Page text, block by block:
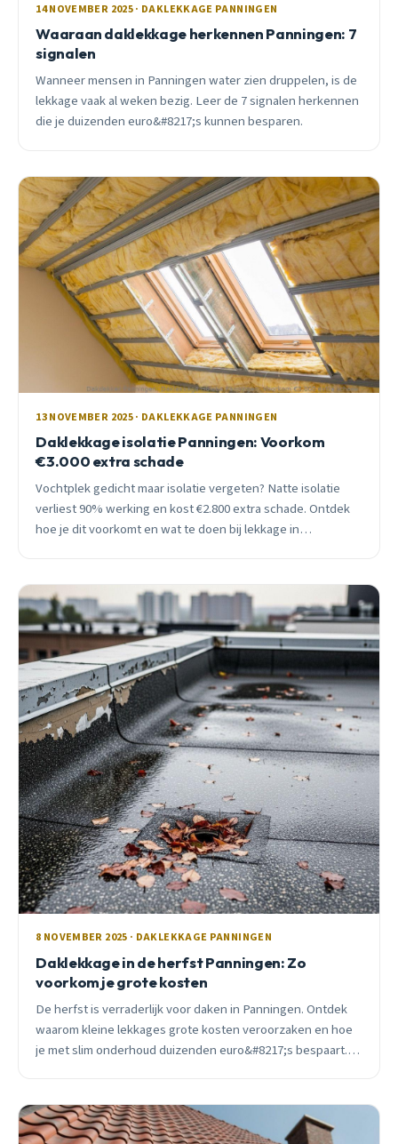
14 NOVEMBER 2025 · DAKLEKKAGE PANNINGEN
Waaraan daklekkage herkennen Panningen: 7
signalen
Wanneer mensen in Panningen water zien druppelen, is de
lekkage vaak al weken bezig. Leer de 7 signalen herkennen
die je duizenden euro&#8217;s kunnen besparen.
13 NOVEMBER 2025 · DAKLEKKAGE PANNINGEN
Daklekkage isolatie Panningen: Voorkom
€3.000 extra schade
Vochtplek gedicht maar isolatie vergeten? Natte isolatie
verliest 90% werking en kost €2.800 extra schade. Ontdek
hoe je dit voorkomt en wat te doen bij lekkage in
8 NOVEMBER 2025 · DAKLEKKAGE PANNINGEN
Daklekkage in de herfst Panningen: Zo
voorkom je grote kosten
De herfst is verraderlijk voor daken in Panningen. Ontdek
waarom kleine lekkages grote kosten veroorzaken en hoe
je met slim onderhoud duizenden euro&#8217;s bespaart.